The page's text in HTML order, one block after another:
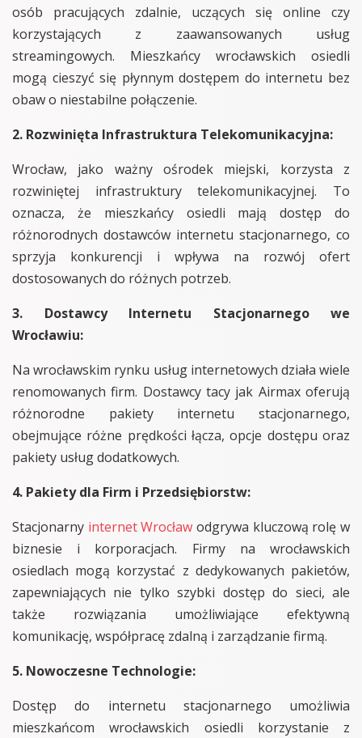
osób pracujących zdalnie, uczących się online czy
korzystających z zaawansowanych usług
streamingowych. Mieszkańcy wrocławskich osiedli
mogą cieszyć się płynnym dostępem do internetu bez
obaw o niestabilne połączenie.
2. Rozwinięta Infrastruktura Telekomunikacyjna:
Wrocław, jako ważny ośrodek miejski, korzysta z
rozwiniętej infrastruktury telekomunikacyjnej. To
oznacza, że mieszkańcy osiedli mają dostęp do
różnorodnych dostawców internetu stacjonarnego, co
sprzyja konkurencji i wpływa na rozwój ofert
dostosowanych do różnych potrzeb.
3. Dostawcy Internetu Stacjonarnego we
Wrocławiu:
Na wrocławskim rynku usług internetowych działa wiele
renomowanych firm. Dostawcy tacy jak Airmax oferują
różnorodne pakiety internetu stacjonarnego,
obejmujące różne prędkości łącza, opcje dostępu oraz
pakiety usług dodatkowych.
4. Pakiety dla Firm i Przedsiębiorstw:
Stacjonarny internet Wrocław odgrywa kluczową rolę w
biznesie i korporacjach. Firmy na wrocławskich
osiedlach mogą korzystać z dedykowanych pakietów,
zapewniających nie tylko szybki dostęp do sieci, ale
także rozwiązania umożliwiające efektywną
komunikację, współpracę zdalną i zarządzanie firmą.
5. Nowoczesne Technologie:
Dostęp do internetu stacjonarnego umożliwia
mieszkańcom wrocławskich osiedli korzystanie z